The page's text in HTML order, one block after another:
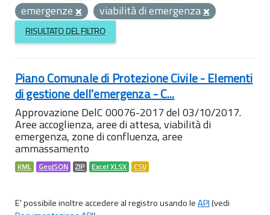
emergenze
viabilità di emergenza
RISULTATO DEL FILTRO
Piano Comunale di Protezione Civile - Elementi
di gestione dell'emergenza - C...
Approvazione DelC 00076-2017 del 03/10/2017.
Aree accoglienza, aree di attesa, viabilità di
emergenza, zone di confluenza, aree
ammassamento
KML GeoJSON ZIP Excel XLSX CSV
E' possibile inoltre accedere al registro usando leAPI(vedi